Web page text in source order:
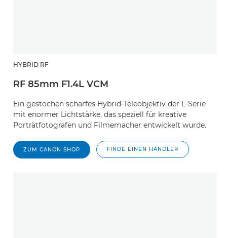
HYBRID RF
RF 85mm F1.4L VCM
Ein gestochen scharfes Hybrid-Teleobjektiv der L-Serie
mit enormer Lichtstärke, das speziell für kreative
Porträtfotografen und Filmemacher entwickelt wurde.
ZUM CANON SHOP FINDE EINEN HÄNDLER